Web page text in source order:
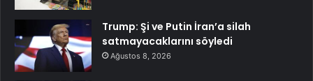
Trump: Şi ve Putin İran’a silah
satmayacaklarını söyledi
Ağustos 8, 2026